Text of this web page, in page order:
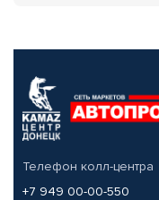
Телефон колл-центра
+7 949 00-00-550